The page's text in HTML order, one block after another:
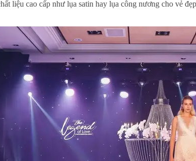
liệu cao cấp như lụa satin hay lụa công nương cho vẻ